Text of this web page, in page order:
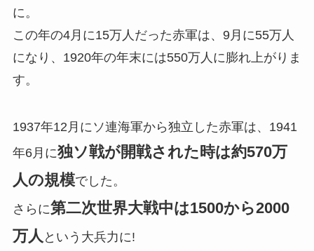
に。
この年の4月に15万人だった赤軍は、9月に55万人
になり、1920年の年末には550万人に膨れ上がりま
す。
1937年12月にソ連海軍から独立した赤軍は、1941
年6月に独ソ戦が開戦された時は約570万
人の規模でした。
さらに第二次世界大戦中は1500から2000
万人 という大兵力に!